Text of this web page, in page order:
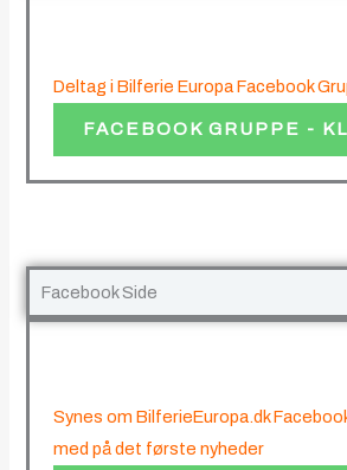
Deltag i Bilferie Europa Facebook
FACEBOOK GRUPPE -
Facebook Side
Synes om BilferieEuropa.dk
med på det første nyheder